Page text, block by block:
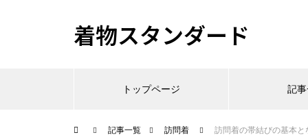
着物スタンダード
トップページ 記
記事一覧 訪問着 訪問着の帯結びの基本